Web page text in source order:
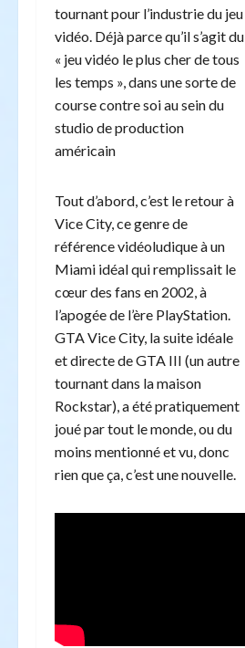
tournant pour l’industrie du jeu
vidéo. Déjà parce qu’il s’agit du
« jeu vidéo le plus cher de tous
les temps », dans une sorte de
course contre soi au sein du
studio de production
américain
Tout d’abord, c’est le retour à
Vice City, ce genre de
référence vidéoludique à un
Miami idéal qui remplissait le
cœur des fans en 2002, à
l’apogée de l’ère PlayStation.
GTA Vice City, la suite idéale
et directe de GTA III (un autre
tournant dans la maison
Rockstar), a été pratiquement
joué par tout le monde, ou du
moins mentionné et vu, donc
rien que ça, c’est une nouvelle.